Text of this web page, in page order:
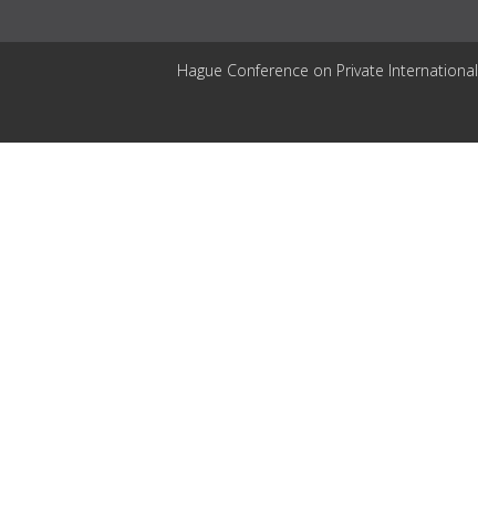
Hague Conference on Private